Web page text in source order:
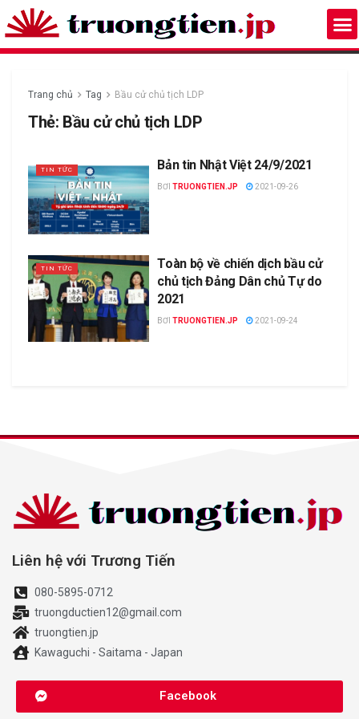
Trang chủ Tag Bầu cử chủ tịch LDP
Thẻ: Bầu cử chủ tịch LDP
TIN TỨC Bản tin Nhật Việt 24/9/2021
BƠI TRUONGTIEN.JP 2021-09-26
TIN TỨC
Toàn bộ về chiến dịch bầu cử
chủ tịch Đảng Dân chủ Tự do
2021
BƠI TRUONGTIEN.JP 2021-09-24
Liên hệ với Trương Tiến
080-5895-0712
truongductien12@gmail.com
truongtien.jp
Kawaguchi - Saitama - Japan
Facebook